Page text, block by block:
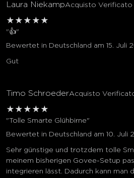
Laura NiekampAcquisto Verificato
★ ★ ★ ★ ★
"👍"
Bewertet in Deutschland am 15. Juli
Gut
Timo SchroederAcquisto
★ ★ ★ ★ ★
"Tolle Smarte Glühbirne"
Bewertet in Deutschland am 10. Juli
Sehr günstige und trotzdem tolle
meinem bisherigen Govee-Setup
integrieren lässt. Dadurch kann man